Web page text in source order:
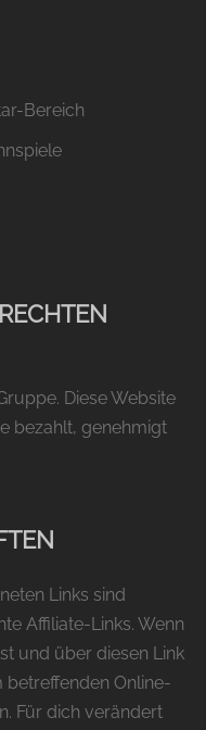
Bereich
Diese Website
bezahlt, genehmigt
Links sind
Affiliate-Links. Wenn
und über diesen Link
Online-
Für dich verändert